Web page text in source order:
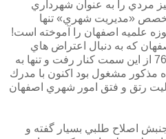
مردي را به عنوان شهرداري
«مديريت شهري» تنها
علميه اصفهان را آموخته است!
كه به دنبال اعتراض هاي
مكرر دانشجويان پس از خرداد 76 از اين سمت كنار رفت و تنها به
مذكور مشغول بود اكنون با مدرك
رتق و فتق امور شهري اصفهان
اصلاح طلبي بسيار گفته و